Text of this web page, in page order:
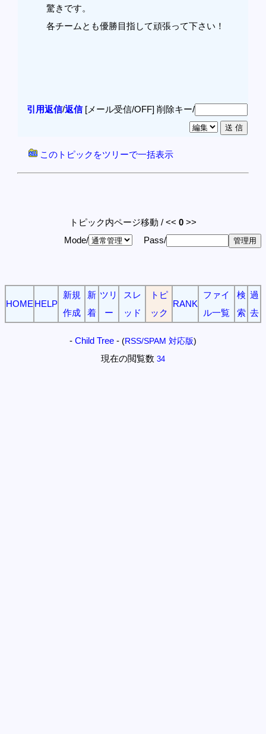
驚きです。
各チームとも優勝目指して頑張って下さい！
引用返信/返信[メール受信/OFF] 削除キー/
このトピックをツリーで一括表示
トピック内ページ移動 / << 0 >>
Mode/
Pass/
HOME HELP
新規
作成
新
着
ツリ
ー
スレ
ッド
トピ
ック
RANK
ファイ
ル一覧
検
索
過
去
- Child Tree - (RSS/SPAM 対応版)
現在の閲覧数 34